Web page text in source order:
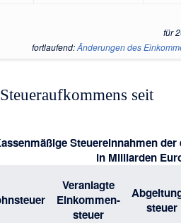
für
fortlaufend:Änderungen des
seit
Steuereinnahmen
in Milliarden
Veranlagte
Einkommen-
steuer
steuer